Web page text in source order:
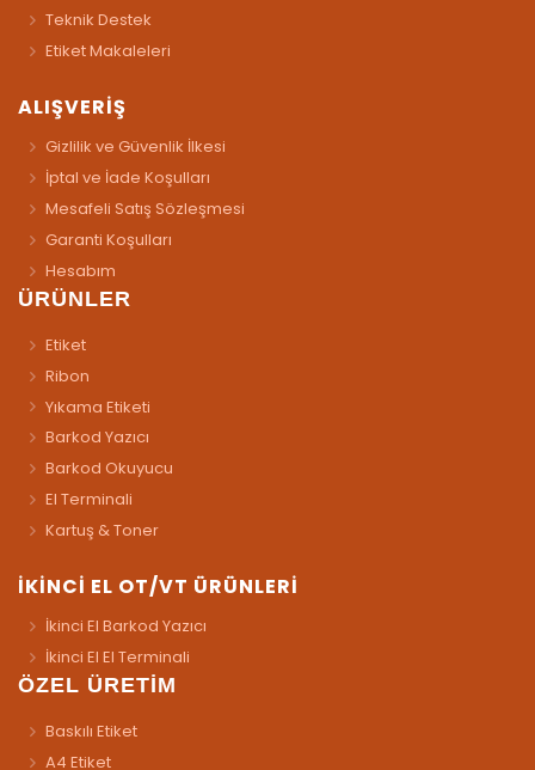
Teknik Destek
Etiket Makaleleri
ALIŞVERİŞ
Gizlilik ve Güvenlik İlkesi
İptal ve İade Koşulları
Mesafeli Satış Sözleşmesi
Garanti Koşulları
Hesabım
ÜRÜNLER
Etiket
Ribon
Yıkama Etiketi
Barkod Yazıcı
Barkod Okuyucu
El Terminali
Kartuş & Toner
İKİNCİ EL OT/VT ÜRÜNLERİ
İkinci El Barkod Yazıcı
İkinci El El Terminali
ÖZEL ÜRETİM
Baskılı Etiket
A4 Etiket